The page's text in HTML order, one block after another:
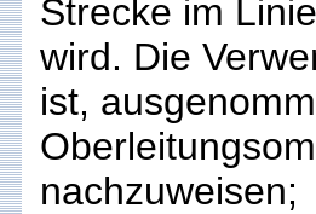
Strecke im
wird. Die
ist,
nachzuweisen;